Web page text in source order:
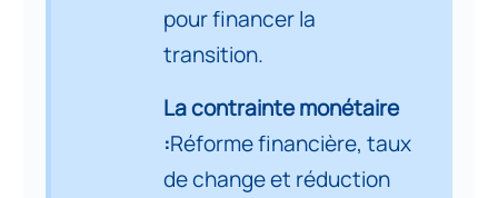
Partie 6. La contrainte sociale :
emploi, cohésion sociale et
acceptabilité des réformes
Partie 7. La contrainte politique
et temporelle : le temps long des
transformations économiques
pour financer la
transition.
La contrainte monétaire
:Réforme financière, taux
de change et réduction